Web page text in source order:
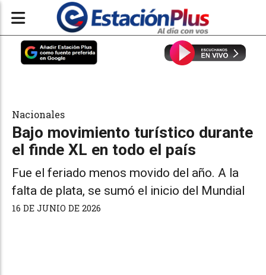
Bajo movimiento turístico durante
el finde XL en todo el país
Fue el feriado menos movido del año. A la
falta de plata, se sumó el inicio del Mundial
Nacionales
16 DE JUNIO DE 2026